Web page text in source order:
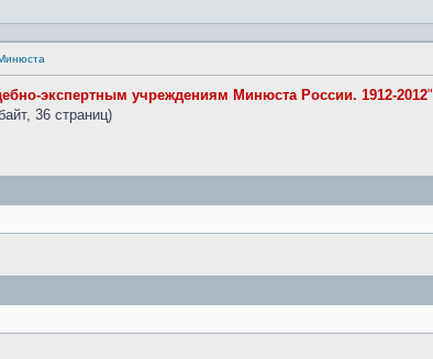
экспертным учреждениям Минюста России. 1912-2012"
36 страниц)